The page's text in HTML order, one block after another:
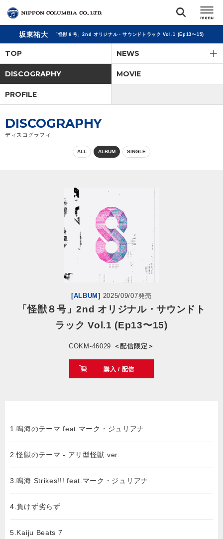
閉じる
TOP
アーティスト
ジャンル
お問い合わせ
坂東祐大 「怪獣８号」2nd オリジナル・サウンドトラック Vol.1 (Ep13〜15)
TOP NEWS
DISCOGRAPHY MOVIE
PROFILE
DISCOGRAPHY
ディスコグラフィ
ALL ALBUM SINGLE
[ALBUM] 2025/09/07発売
「怪獣８号」2nd オリジナル・サウンドト
ラック Vol.1 (Ep13〜15)
COKM-46029 ＜配信限定＞
購入 / 配信
1.鳴海のテーマ feat.マーク・ジュリアナ
2.怪獣のテーマ - アリ型怪獣 ver.
3.鳴海 Strikes!!! feat.マーク・ジュリアナ
4.負けず劣らず
5.Kaiju Beats 7